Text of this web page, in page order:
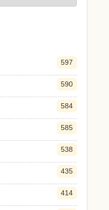
597
590
584
585
538
435
414